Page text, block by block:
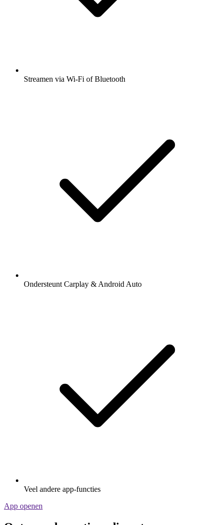
Streamen via Wi-Fi of Bluetooth
Ondersteunt Carplay & Android Auto
Veel andere app-functies
App openen